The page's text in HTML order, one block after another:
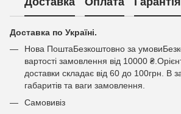
Доставка по Україні.
Нова ПоштаБезкоштовно за
вартості замовлення від 10000
доставки складає від 60 до 100грн. В
габаритів та ваги замовлення.
Самовивіз